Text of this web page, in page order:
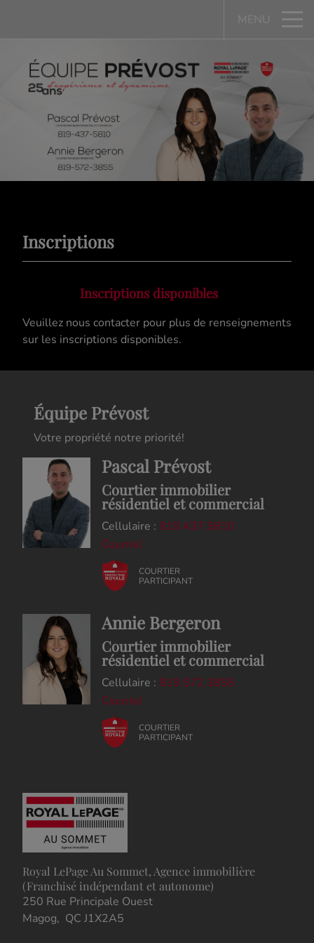
MENU
Inscriptions
Inscriptions disponibles
Veuillez nous contacter pour plus de renseignements
sur les inscriptions disponibles.
Équipe Prévost
Votre propriété notre priorité!
Pascal Prévost
Courtier immobilier
résidentiel et commercial
Cellulaire : 819.437.5810
Courriel
COURTIER
PARTICIPANT
Annie Bergeron
Courtier immobilier
résidentiel et commercial
Cellulaire : 819.572.3855
Courriel
COURTIER
PARTICIPANT
Royal LePage Au Sommet, Agence immobilière
(Franchisé indépendant et autonome)
250 Rue Principale Ouest
Magog, QC J1X2A5